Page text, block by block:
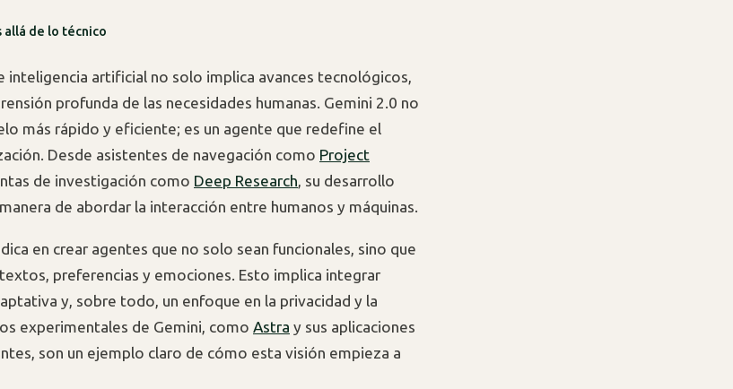
allá de lo técnico
inteligencia artificial no solo implica avances tecnológicos,
profunda de las necesidades humanas. Gemini 2.0 no
más rápido y eficiente; es un agente que redefine el
Desde asistentes de navegación como Project
de investigación como Deep Research , su desarrollo
de abordar la interacción entre humanos y máquinas.
en crear agentes que no solo sean funcionales, sino que
preferencias y emociones. Esto implica integrar
y, sobre todo, un enfoque en la privacidad y la
experimentales de Gemini, como Astra y sus aplicaciones
son un ejemplo claro de cómo esta visión empieza a